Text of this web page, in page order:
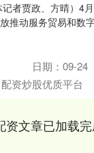
者贾政、方晴）4
推动服务贸易和数
日期：09-24
配资炒股优质平台
资文章已加载